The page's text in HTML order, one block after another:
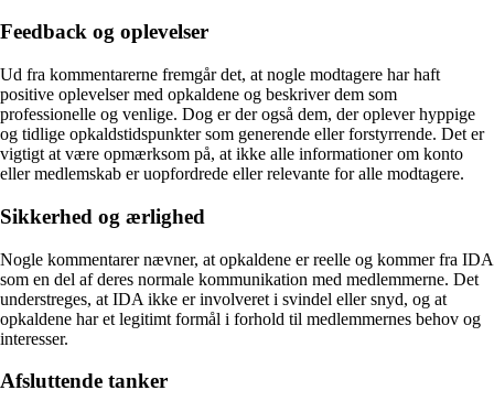
Feedback og oplevelser
Ud fra kommentarerne fremgår det, at nogle modtagere har haft
positive oplevelser med opkaldene og beskriver dem som
professionelle og venlige. Dog er der også dem, der oplever hyppige
og tidlige opkaldstidspunkter som generende eller forstyrrende. Det er
vigtigt at være opmærksom på, at ikke alle informationer om konto
eller medlemskab er uopfordrede eller relevante for alle modtagere.
Sikkerhed og ærlighed
Nogle kommentarer nævner, at opkaldene er reelle og kommer fra IDA
som en del af deres normale kommunikation med medlemmerne. Det
understreges, at IDA ikke er involveret i svindel eller snyd, og at
opkaldene har et legitimt formål i forhold til medlemmernes behov og
interesser.
Afsluttende tanker